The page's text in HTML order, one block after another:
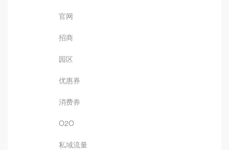
官网
招商
园区
优惠券
消费券
O2O
私域流量